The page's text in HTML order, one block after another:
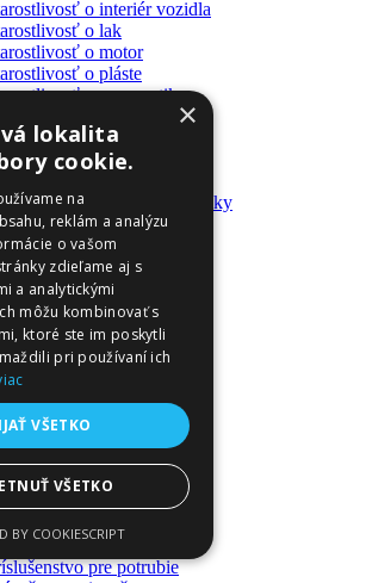
o interiér vozidla
o lak
o motor
o pláste
o pneumatiky
a tašky
tetovačky a nálepky
a nástroje
zapojenie
spínače
spínače
zvončeky
káble
navijáky
napájania
dosky a rámy
a ovládače
pre potrubie
×
lokalita
cookie.
na
reklám a analýzu
o vašom
zdieľame aj s
a analytickými
môžu kombinovať s
ktoré ste im poskytli
pri používaní ich
VŠETKO
VŠETKO
BY COOKIESCRIPT